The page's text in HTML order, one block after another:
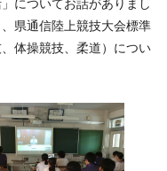
県通信陸上競技大会標準
体操競技、柔道）につい